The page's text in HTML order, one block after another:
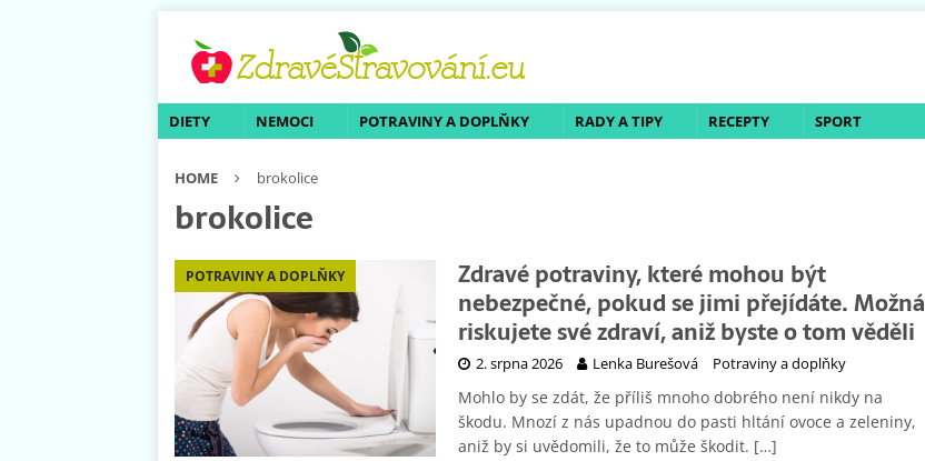
DIETY NEMOCI POTRAVINY A DOPLŇKY RADY A TIPY RECEPTY SPORT
HOME brokolice
brokolice
POTRAVINY A DOPLŇKY
Zdravé potraviny, které mohou být
nebezpečné, pokud se jimi přejídáte. Možná
riskujete své zdraví, aniž byste o tom věděli
2. srpna 2026 Lenka Burešová Potraviny a doplňky
Mohlo by se zdát, že příliš mnoho dobrého není nikdy na
škodu. Mnozí z nás upadnou do pasti hltání ovoce a zeleniny,
aniž by si uvědomili, že to může škodit. […]